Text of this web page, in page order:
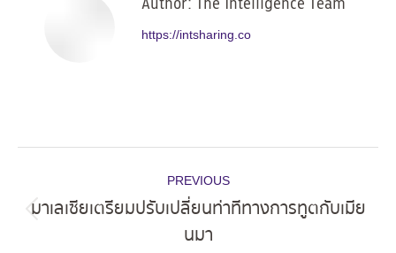
https://intsharing.co
navigation
PREVIOUS
post:
มาเลเซียเตรียมปรับเปลี่ยนท่าทีทางการทูตกับเมีย
นมา